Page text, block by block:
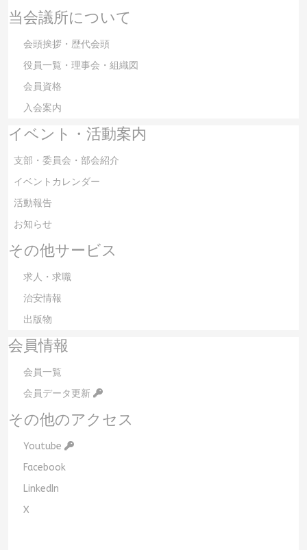
当会議所について
会頭挨拶・歴代会頭
役員一覧・理事会・組織図
会員資格
入会案内
イベント・活動案内
支部・委員会・部会紹介
イベントカレンダー
活動報告
お知らせ
その他サービス
求人・求職
治安情報
出版物
会員情報
会員一覧
会員データ更新
その他のアクセス
Youtube
Facebook
LinkedIn
X